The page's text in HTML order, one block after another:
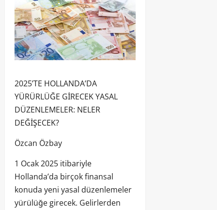
2025’TE HOLLANDA’DA
YÜRÜRLÜĞE GİRECEK YASAL
DÜZENLEMELER: NELER
DEĞİŞECEK?
Özcan Özbay
1 Ocak 2025 itibariyle
Hollanda’da birçok finansal
konuda yeni yasal düzenlemeler
yürülüğe girecek. Gelirlerden